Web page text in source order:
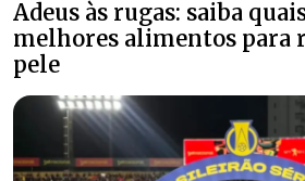
Adeus às rugas: saiba
melhores alimentos para
pele